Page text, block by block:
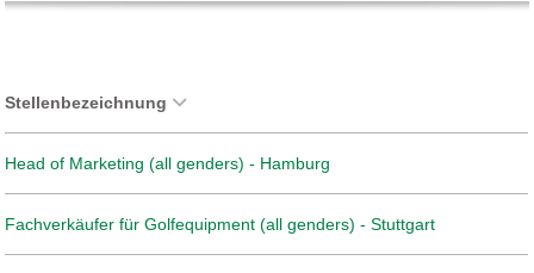
Stellenbezeichnung
Head of Marketing (all genders) - Hamburg
Fachverkäufer für Golfequipment (all genders) - Stuttgart